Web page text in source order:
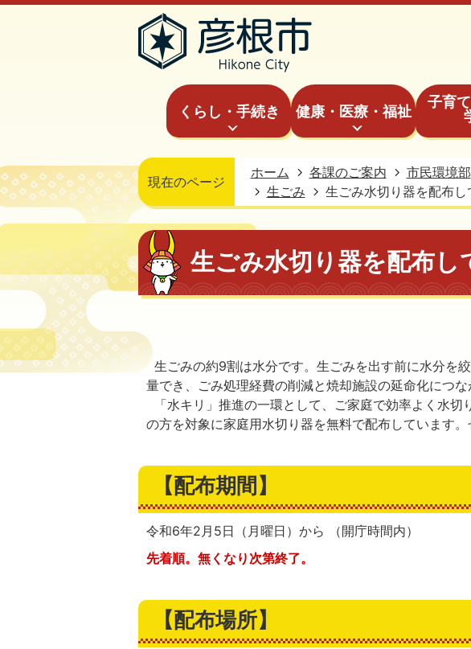
くらし・手続き 健康・医療・福祉
子育
現在のページ
ホーム 各課のご案内 市民環境部
生ごみ
生ごみ水切り器を配布し
生ごみ水切り器を配布し
生ごみの約9割は水分です。生ごみを出す前に水分を
量でき、ごみ処理経費の削減と焼却施設の延命化につな
「水キリ」推進の一環として、ご家庭で効率よく水切
の方を対象に家庭用水切り器を無料で配布しています。
【配布期間】
令和6年2月5日（月曜日）から （開庁時間内）
先着順。無くなり次第終了。
【配布場所】